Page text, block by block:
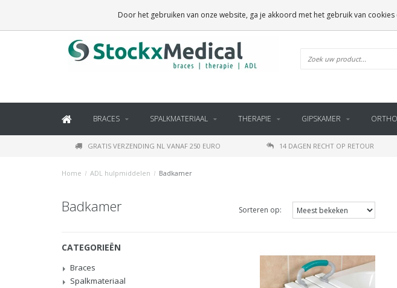
BRACES SPALKMATERIAAL THERAPIE GIPSKAMER
GRATIS VERZENDING NL VANAF 250 EURO 14 DAGEN RECHT OP RETOUR
Home / ADL hulpmiddelen / Badkamer
Badkamer Sorteren op:
CATEGORIEËN
Braces
Spalkmateriaal
Door het gebruiken van onze website, ga je akkoord met het gebruik van